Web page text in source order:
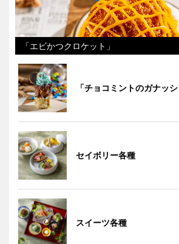
「エビかつクロケット」
「チョコミントのガナッシ
セイボリー各種
スイーツ各種